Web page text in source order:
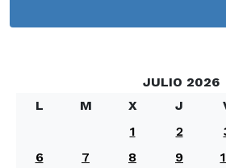
JULIO 2026
L
M X J
1
2
6
7 8 9